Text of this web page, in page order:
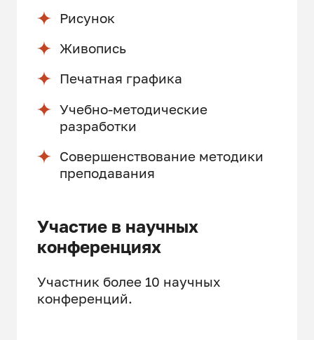
Рисунок
Живопись
Печатная графика
Учебно-методические
разработки
Совершенствование методики
преподавания
Участие в научных
конференциях
Участник более 10 научных
конференций.